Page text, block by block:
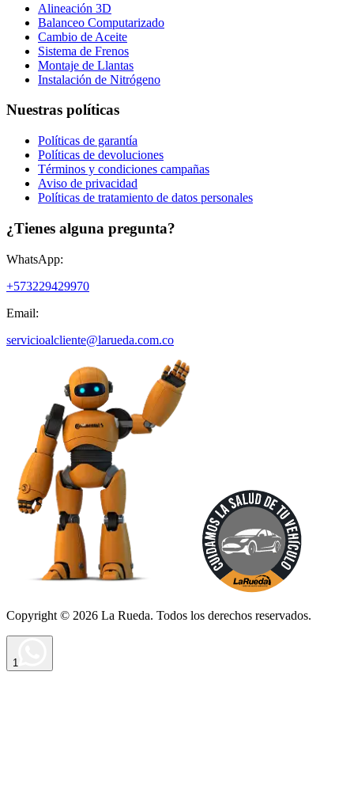
Alineación 3D
Balanceo Computarizado
Cambio de Aceite
Sistema de Frenos
Montaje de Llantas
Instalación de Nitrógeno
Nuestras políticas
Políticas de garantía
Políticas de devoluciones
Términos y condiciones campañas
Aviso de privacidad
Políticas de tratamiento de datos personales
¿Tienes alguna pregunta?
WhatsApp:
+573229429970
Email:
servicioalcliente@larueda.com.co
Copyright © 2026 La Rueda. Todos los derechos reservados.
1